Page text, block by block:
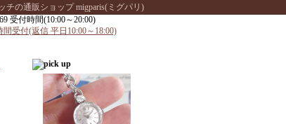
チの通販ショップ migparis(ミグパリ)